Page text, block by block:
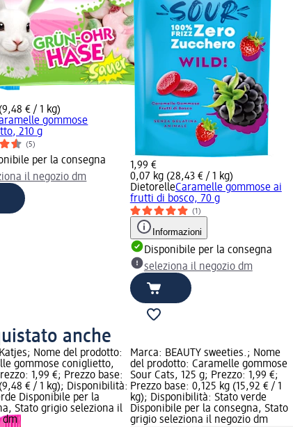
€ / 1 kg)
gommose
210 g
(5)
per la consegna
il negozio dm
1,99 €
0,07 kg (28,43 € / 1 kg)
DietorelleCaramelle gommose ai
frutti di bosco, 70 g
(1)
Informazioni
Disponibile per la consegna
seleziona il negozio dm
anche
Nome del prodotto:
gommose coniglietto,
1,99 €; Prezzo base:
€ / 1 kg); Disponibilità:
Disponibile per la
Stato grigio seleziona il
dm
Marca: BEAUTY sweeties.; Nome
del prodotto: Caramelle gommose
Sour Cats, 125 g; Prezzo: 1,99 €;
Prezzo base: 0,125 kg (15,92 € / 1
kg); Disponibilità: Stato verde
Disponibile per la consegna, Stato
grigio seleziona il negozio dm